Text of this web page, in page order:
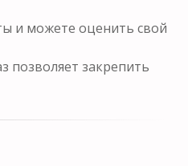
и можете оценить свой
позволяет закрепить